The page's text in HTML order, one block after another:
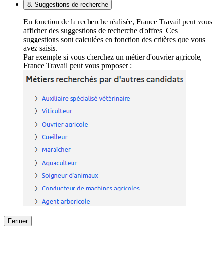
8. Suggestions de recherche
En fonction de la recherche réalisée, France Travail peut vous
afficher des suggestions de recherche d'offres. Ces
suggestions sont calculées en fonction des critères que vous
avez saisis.
Par exemple si vous cherchez un métier d'ouvrier agricole,
France Travail peut vous proposer :
Fermer